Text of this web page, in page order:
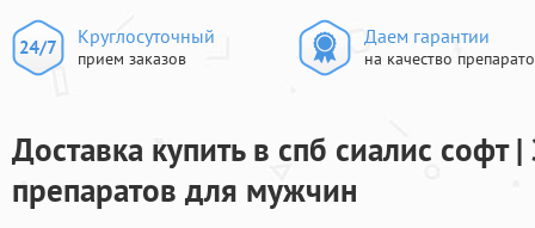
Круглосуточный
прием заказов
Даем гарантии
на качество
Доставка купить в спб сиалис софт
препаратов для мужчин